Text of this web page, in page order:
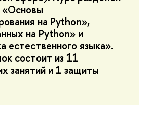
«Основы
на Python»,
на Python» и
естественного языка».
состоит из 11
занятий и 1 защиты